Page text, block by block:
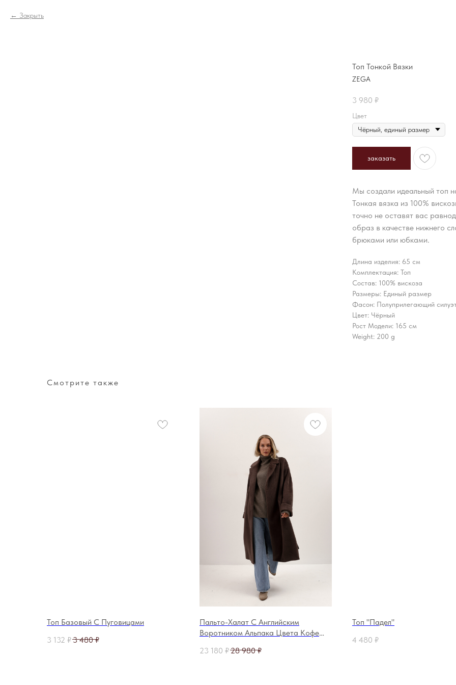
Закрыть
Топ Тонкой Вязки
ZEGA
3 980 ₽
Цвет
заказать
Мы создали идеальный топ
Тонкая вязка из 100%
точно не оставят вас
образ в качестве нижнего
брюками или юбками.
Длина изделия: 65 см
Комплектация: Топ
Состав: 100% вискоза
Размеры: Единый размер
Фасон: Полуприлегающий
Цвет: Чёрный
Рост Модели: 165 см
Weight: 200 g
Смотрите также
Топ Базовый С Пуговицами
3 132 ₽3 480 ₽
Пальто-Халат С Английским
Воротником Альпака Цвета Кофе
23 180 ₽28 980 ₽
Топ "Падел"
4 480 ₽